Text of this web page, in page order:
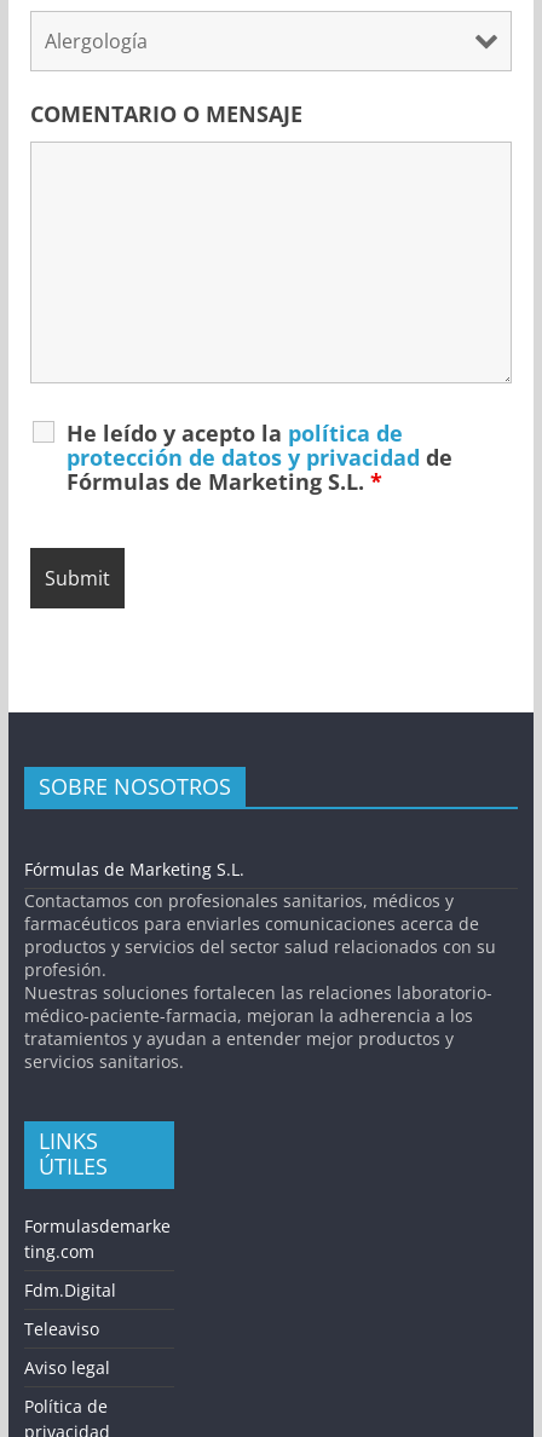
COMENTARIO O MENSAJE
He leído y acepto la política de
protección de datos y privacidad de
Fórmulas de Marketing S.L. *
SOBRE NOSOTROS
Fórmulas de Marketing S.L.
Contactamos con profesionales sanitarios, médicos y
farmacéuticos para enviarles comunicaciones acerca de
productos y servicios del sector salud relacionados con su
profesión.
Nuestras soluciones fortalecen las relaciones laboratorio-
médico-paciente-farmacia, mejoran la adherencia a los
tratamientos y ayudan a entender mejor productos y
servicios sanitarios.
LINKS
ÚTILES
Formulasdemarke
ting.com
Fdm.Digital
Teleaviso
Aviso legal
Política de
privacidad